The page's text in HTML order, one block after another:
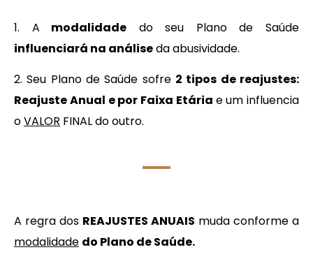
1. A modalidade do seu Plano de Saúde
influenciará na análiseda abusividade.
2. Seu Plano de Saúde sofre 2 tipos de reajustes:
Reajuste Anual e por Faixa Etária e um influencia
oVALOR FINAL do outro.
A regra dos REAJUSTES ANUAIS muda conforme a
modalidade do Plano de Saúde.